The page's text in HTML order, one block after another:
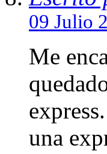
09 Julio
Me
una